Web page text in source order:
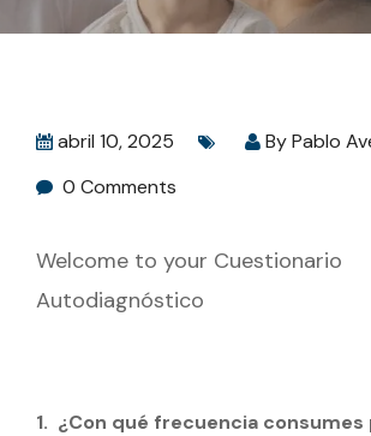
abril 10, 2025 ByPablo
0 Comments
Welcome to your Cuestionario
Autodiagnóstico
1. ¿Con qué frecuencia consumes